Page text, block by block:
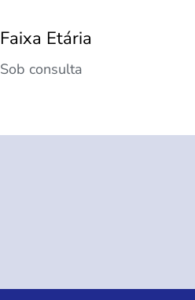
Faixa Etária
Sob consulta